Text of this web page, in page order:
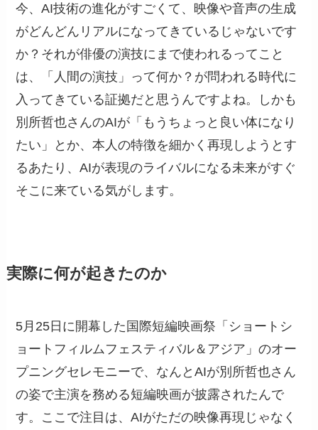
今、AI技術の進化がすごくて、映像や音声の生成
がどんどんリアルになってきているじゃないです
か？それが俳優の演技にまで使われるってこと
は、「人間の演技」って何か？が問われる時代に
入ってきている証拠だと思うんですよね。しかも
別所哲也さんのAIが「もうちょっと良い体になり
たい」とか、本人の特徴を細かく再現しようとす
るあたり、AIが表現のライバルになる未来がすぐ
そこに来ている気がします。
実際に何が起きたのか
5月25日に開幕した国際短編映画祭「ショートシ
ョートフィルムフェスティバル＆アジア」のオー
プニングセレモニーで、なんとAIが別所哲也さん
の姿で主演を務める短編映画が披露されたんで
す。ここで注目は、AIがただの映像再現じゃなく